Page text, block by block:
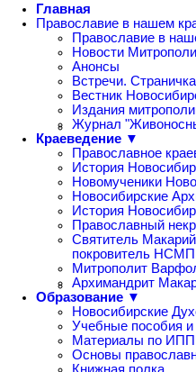
Главная
Православие в нашем
Православие в
Новости
Анонсы
Встречи.
Вестник
Издания
Журнал
Краеведение ▼
Православное
История
Новомученики
Новосибирские
История
Православный
Святитель
покровитель
Митрополит
Архимандрит
Образование ▼
Новосибирские
Учебные пособия
Материалы по
Основы